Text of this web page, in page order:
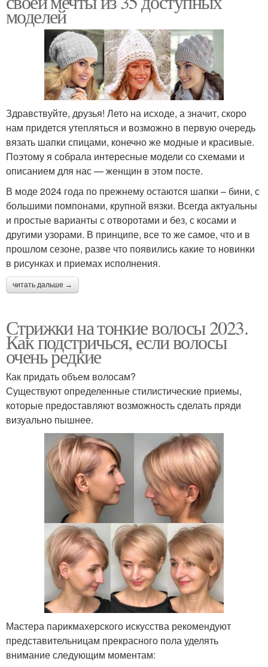
моделей
Здравствуйте, друзья! Лето на исходе, а значит, скоро
нам придется утепляться и возможно в первую очередь
вязать шапки спицами, конечно же модные и красивые.
Поэтому я собрала интересные модели со схемами и
описанием для нас — женщин в этом посте.
В моде 2024 года по прежнему остаются шапки – бини, с
большими помпонами, крупной вязки. Всегда актуальны
и простые варианты с отворотами и без, с косами и
другими узорами. В принципе, все то же самое, что и в
прошлом сезоне, разве что появились какие то новинки
в рисунках и приемах исполнения.
читать дальше →
Стрижки на тонкие волосы 2023.
Как подстричься, если волосы
очень редкие
Как придать объем волосам?
Существуют определенные стилистические приемы,
которые предоставляют возможность сделать пряди
визуально пышнее.
Мастера парикмахерского искусства рекомендуют
представительницам прекрасного пола уделять
внимание следующим моментам: